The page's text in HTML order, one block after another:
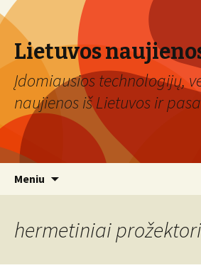
Lietuvos
Įdomiausios technologijų,
naujienos iš Lietuvos ir
Meniu
hermetiniai